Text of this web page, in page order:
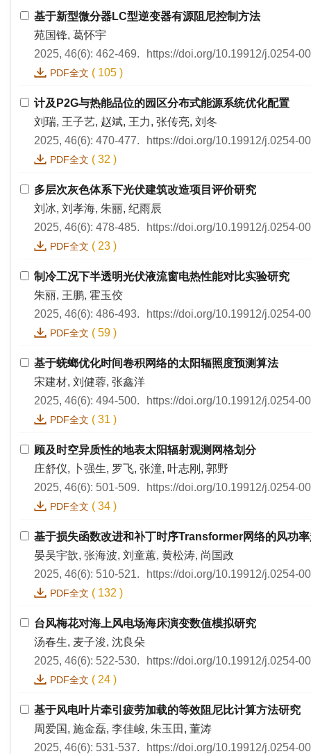
基于新型微分器LC型逆变器有源阻尼控制方法
苑国锋, 葛怀宇
2025, 46(6): 462-469.
https://doi.org/10.19912/j.0254-
PDF全文 ( 105 )
计及P2G与热能品位的园区分布式能源系统优化配置
刘瑞, 王子艺, 赵斌, 王力, 张传亮, 刘冬
2025, 46(6): 470-477.
https://doi.org/10.19912/j.0254-
PDF全文 ( 32 )
多层次灰色体系下光伏建筑改造项目评价研究
刘冰, 刘孝海, 朱丽, 纪雨辰
2025, 46(6): 478-485.
https://doi.org/10.19912/j.0254-
PDF全文 ( 23 )
制冷工况下半透明光伏液流窗电热性能对比实验研究
朱丽, 王鹏, 霍玉佼
2025, 46(6): 486-493.
https://doi.org/10.19912/j.0254-
PDF全文 ( 59 )
基于蜣螂优化时间卷积网络的太阳辐照度预测算法
宋建材, 刘健蓉, 张鑫洋
2025, 46(6): 494-500.
https://doi.org/10.19912/j.0254-
PDF全文 ( 31 )
顾及时空异质性的地表太阳辐射观测网格划分
庄舒仪, 卜强生, 罗飞, 张潼, 叶志刚, 郭野
2025, 46(6): 501-509.
https://doi.org/10.19912/j.0254-
PDF全文 ( 34 )
基于损失函数改进和补丁时序Transformer网络的风功
晏吴宇歆, 张海波, 刘童蕙, 黄松涛, 尚国政
2025, 46(6): 510-521.
https://doi.org/10.19912/j.0254-
PDF全文 ( 132 )
台风梅花对海上风电场海床演变数值模拟研究
汤春生, 麦子浚, 沈良朵
2025, 46(6): 522-530.
https://doi.org/10.19912/j.0254-
PDF全文 ( 24 )
基于风电叶片牵引疲劳加载的等效阻尼比计算方法研究
周爱国, 施金磊, 李佳峻, 朱玉田, 董涛
2025, 46(6): 531-537.
https://doi.org/10.19912/j.0254-